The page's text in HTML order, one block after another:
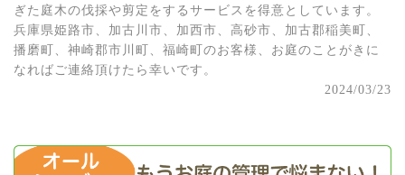
ぎた庭木の伐採や剪定をするサービスを得意としています。
兵庫県姫路市、加古川市、加西市、高砂市、加古郡稲美町、
播磨町、神崎郡市川町、福崎町のお客様、お庭のことがきに
なればご連絡頂けたら幸いです。
2024/03/23